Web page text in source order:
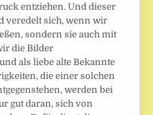
entziehen. Und dieser
veredelt sich, wenn wir
sondern sie auch mit
die Bilder
als liebe alte Bekannte
die einer solchen
werden bei
gut daran, sich von